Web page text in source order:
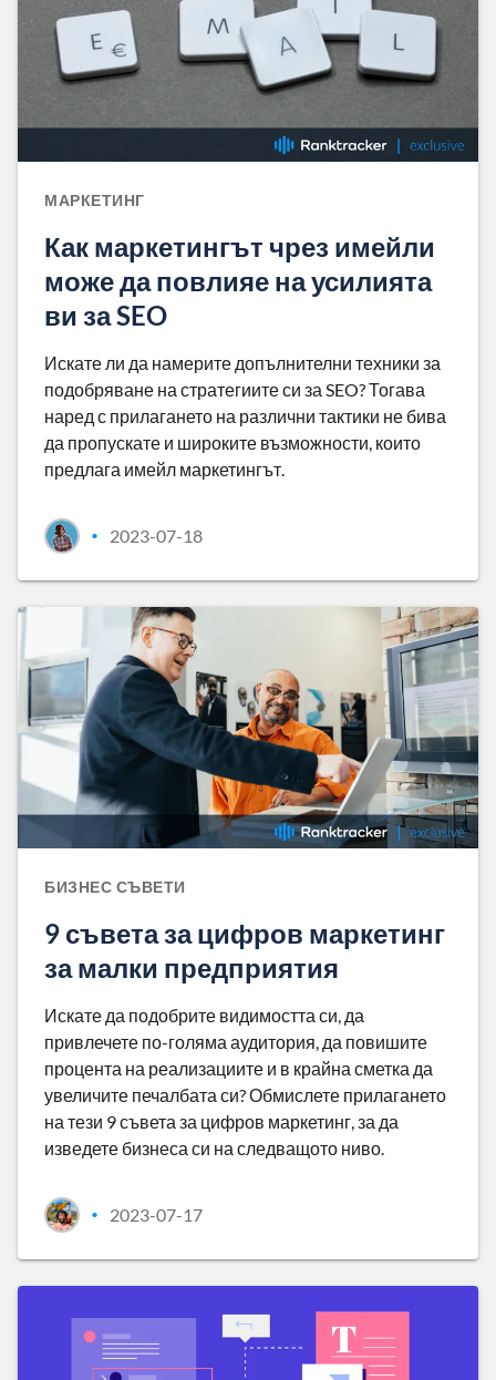
МАРКЕТИНГ
Как маркетингът чрез имейли
може да повлияе на усилията
ви за SEO
Искате ли да намерите допълнителни техники за
подобряване на стратегиите си за SEO? Тогава
наред с прилагането на различни тактики не бива
да пропускате и широките възможности, които
предлага имейл маркетингът.
• 2023-07-18
БИЗНЕС СЪВЕТИ
9 съвета за цифров маркетинг
за малки предприятия
Искате да подобрите видимостта си, да
привлечете по-голяма аудитория, да повишите
процента на реализациите и в крайна сметка да
увеличите печалбата си? Обмислете прилагането
на тези 9 съвета за цифров маркетинг, за да
изведете бизнеса си на следващото ниво.
• 2023-07-17